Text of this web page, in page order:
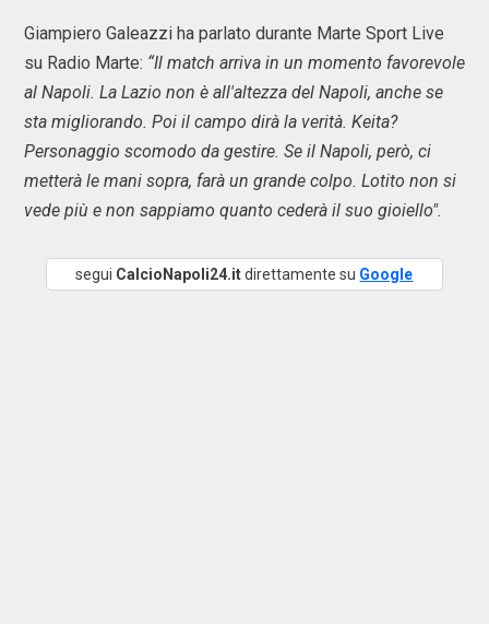
Giampiero Galeazzi ha parlato durante Marte Sport Live
su Radio Marte: “Il match arriva in un momento favorevole
al Napoli. La Lazio non è all'altezza del Napoli, anche se
sta migliorando. Poi il campo dirà la verità. Keita?
Personaggio scomodo da gestire. Se il Napoli, però, ci
metterà le mani sopra, farà un grande colpo. Lotito non si
vede più e non sappiamo quanto cederà il suo gioiello".
segui CalcioNapoli24.itdirettamente su Google